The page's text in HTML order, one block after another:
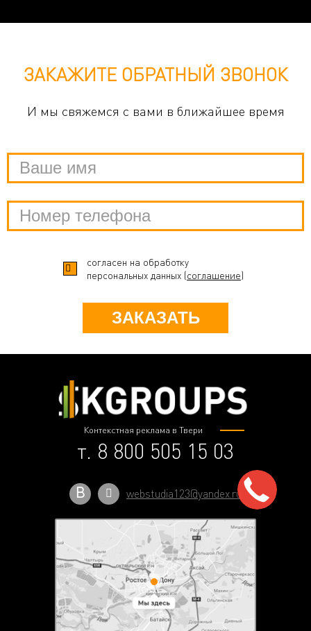
ЗАКАЖИТЕ ОБРАТНЫЙ ЗВОНОК
И мы свяжемся с вами в ближайшее время
ЗАКАЗАТЬ
согласен на обработку
персональных данных (соглашение)
Контекстная реклама в Твери
т. 8 800 505 15 03
В webstudia123@yandex.ru